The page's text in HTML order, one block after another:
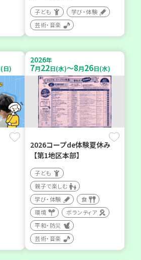
子ども
学び・体験
芸術・音楽
日)
2026年
7月22日(水)～8月26日(水)
2026コープde体験夏休み
【第1地区本部】
子ども
親子で楽しむ
学び・体験
食
環境
ボランティア
平和・防災
芸術・音楽